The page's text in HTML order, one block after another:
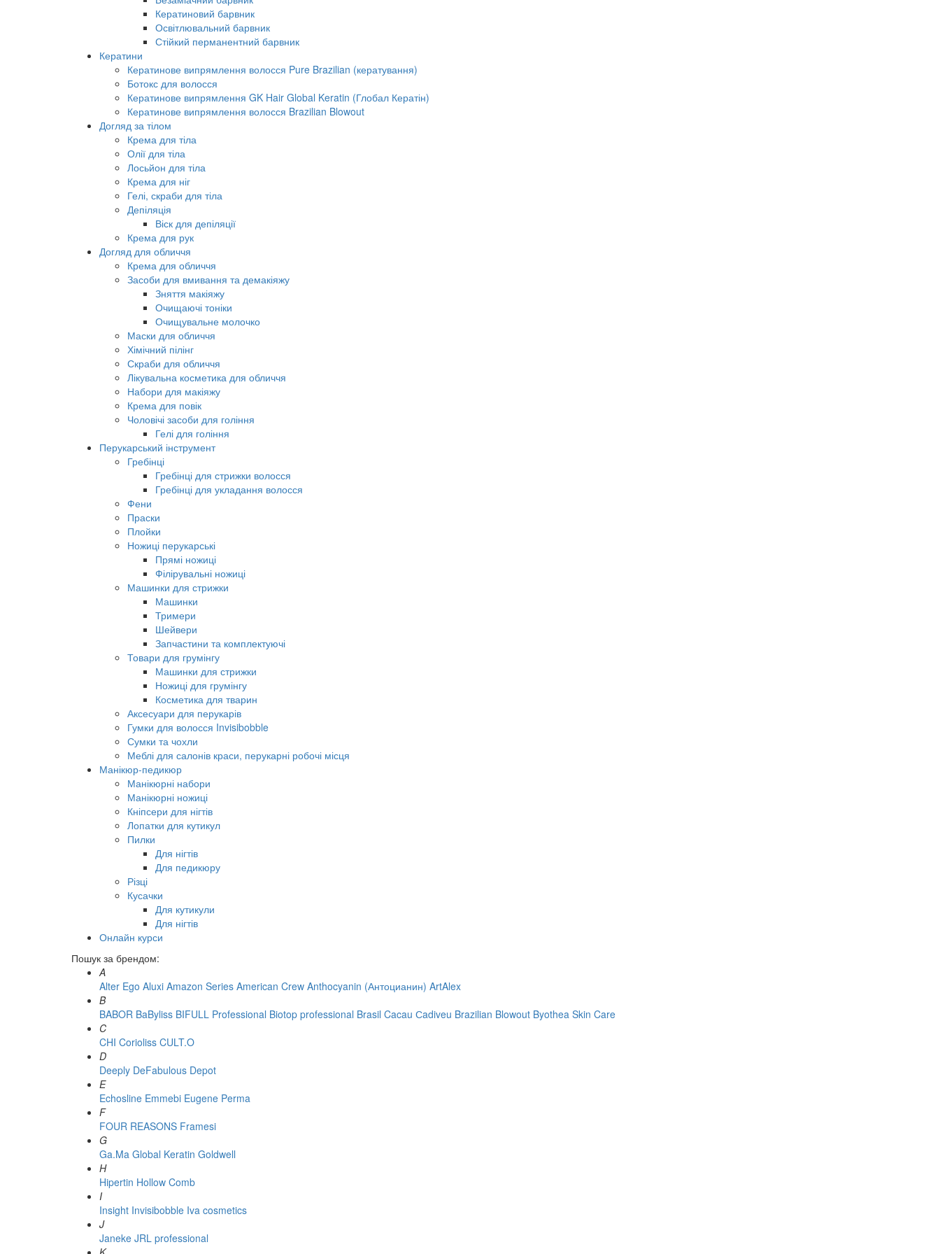
Кератиновий барвник
Освітлювальний барвник
Стійкий перманентний барвник
Кератини
Кератинове випрямлення волосся Pure Brazilian (кератування)
Ботокс для волосся
Кератинове випрямлення GK Hair Global Keratin (Глобал Кератін)
Кератинове випрямлення волосся Brazilian Blowout
Догляд за тілом
Крема для тіла
Олії для тіла
Лосьйон для тіла
Крема для ніг
Гелі, скраби для тіла
Депіляція
Віск для депіляції
Крема для рук
Догляд для обличчя
Крема для обличчя
Засоби для вмивання та демакіяжу
Зняття макіяжу
Очищаючі тоніки
Очищувальне молочко
Маски для обличчя
Хімічний пілінг
Скраби для обличчя
Лікувальна косметика для обличчя
Набори для макіяжу
Крема для повік
Чоловічі засоби для гоління
Гелі для гоління
Перукарський інструмент
Гребінці
Гребінці для стрижки волосся
Гребінці для укладання волосся
Фени
Праски
Плойки
Ножиці перукарські
Прямі ножиці
Філірувальні ножиці
Машинки для стрижки
Машинки
Тримери
Шейвери
Запчастини та комплектуючі
Товари для грумінгу
Машинки для стрижки
Ножиці для грумінгу
Косметика для тварин
Аксесуари для перукарів
Гумки для волосся Invisibobble
Сумки та чохли
Меблі для салонів краси, перукарні робочі місця
Манікюр-педикюр
Манікюрні набори
Манікюрні ножиці
Кніпсери для нігтів
Лопатки для кутикул
Пилки
Для нігтів
Для педикюру
Різці
Кусачки
Для кутикули
Для нігтів
Онлайн курси
Пошук за брендом:
A
Alter Ego Aluxi Amazon Series American Crew Anthocyanin (Антоцианин) ArtAlex
B
BABOR BaByliss BIFULL Professional Biotop professional Brasil Cacau Сadiveu Brazilian Blowout Byothea Skin Care
C
CHI Corioliss CULT.O
D
Deeply DeFabulous Depot
E
Echosline Emmebi Eugene Perma
F
FOUR REASONS Framesi
G
Ga.Ma Global Keratin Goldwell
H
Hipertin Hollow Comb
I
Insight Invisibobble Iva cosmetics
J
Janeke JRL professional